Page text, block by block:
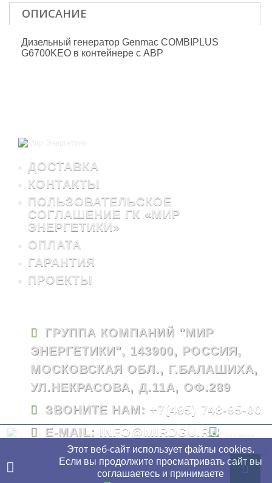
ОПИСАНИЕ
Дизельный генератор Genmac COMBIPLUS
G6700KEO в контейнере с АВР
ДОСТАВКА
КОНТАКТЫ
ПОЛЬЗОВАТЕЛЬСКОЕ
СОГЛАШЕНИЕ ГК «МИР
ЭНЕРГЕТИКИ»
ОПЛАТА
ГАРАНТИЯ
ПРОЕКТЫ
© 2026 - ГК "Мир Энергетики"
ГРУППА КОМПАНИЙ "МИР
ЭНЕРГЕТИКИ", 143900, РОССИЯ,
МОСКОВСКАЯ ОБЛ., Г.БАЛАШИХА,
УЛ.НЕКРАСОВА, Д.11А, ОФ.289
ЗВОНИТЕ НАМ: +7(495) 748-95-00
E-MAIL: INFO@MIRDGU.RU
Этот веб-сайт использует файлы cookies.
Если вы продолжите просматривать сайт вы
соглашаетесь и принимаете